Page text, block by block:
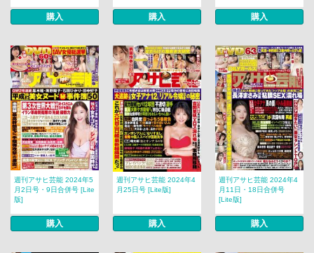
購入 購入 購入
週刊アサヒ芸能 2024年5
月2日号・9日合併号 [Lite
版]
購入
週刊アサヒ芸能 2024年4
月25日号 [Lite版]
購入
週刊アサヒ芸能 2024年4
月11日・18日合併号
[Lite版]
購入